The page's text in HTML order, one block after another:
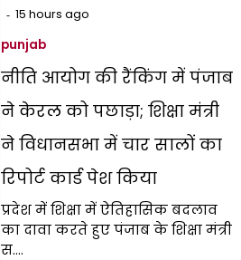
15 hours ago
punjab
नीति आयोग की रैंकिंग में पंजाब
ने केरल को पछाड़ा; शिक्षा मंत्री
ने विधानसभा में चार सालों का
रिपोर्ट कार्ड पेश किया
प्रदेश में शिक्षा में ऐतिहासिक बदलाव
का दावा करते हुए पंजाब के शिक्षा मंत्री
स.…